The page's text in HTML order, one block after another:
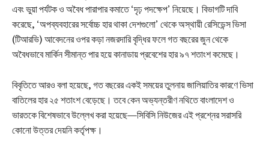
এবং ভুয়া পর্যটক ও অবৈধ পারাপার কমাতে ‘দৃঢ় পদক্ষেপ’ নিয়েছে। বিভাগটি দাবি
করেছে, ‘অপব্যবহারের সর্বোচ্চ হার থাকা দেশগুলো’ থেকে অস্থায়ী রেসিডেন্স ভিসা
(টিআরভি) আবেদনের ওপর কড়া নজরদারি বৃদ্ধির ফলে গত বছরের জুন থেকে
অবৈধভাবে মার্কিন সীমান্ত পার হয়ে কানাডায় প্রবেশের হার ৯৭ শতাংশ কমেছে।
বিবৃতিতে আরও বলা হয়েছে, গত বছরের একই সময়ের তুলনায় জালিয়াতির কারণে ভিসা
বাতিলের হার ২৫ শতাংশ বেড়েছে। তবে কেন অভ্যন্তরীণ নথিতে বাংলাদেশ ও
ভারতকে বিশেষভাবে উল্লেখ করা হয়েছে—সিবিসি নিউজের এই প্রশ্নের সরাসরি
কোনো উত্তর দেয়নি কর্তৃপক্ষ।